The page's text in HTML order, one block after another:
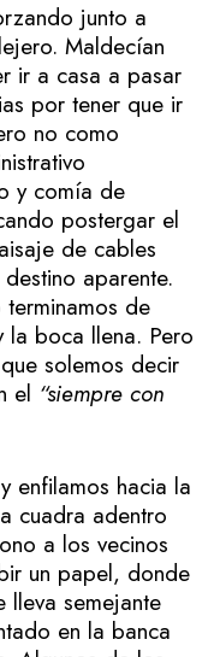
junto a
Maldecían
ir a casa a pasar
por tener que ir
no como
y comía de
postergar el
de cables
aparente.
de
la boca llena. Pero
que solemos decir
el “siempre con
enfilamos hacia la
cuadra adentro
a los vecinos
un papel, donde
lleva semejante
en la banca